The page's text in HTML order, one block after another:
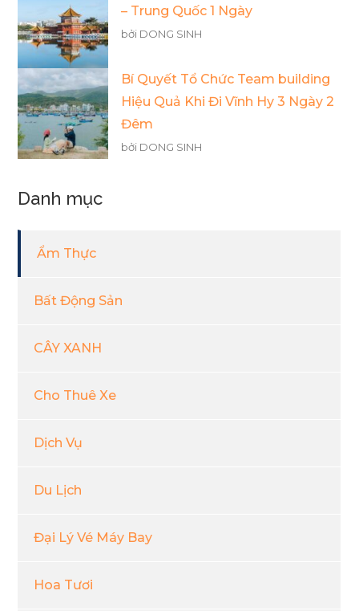
– Trung Quốc 1 Ngày
bởi DONG SINH
Bí Quyết Tổ Chức Team building
Hiệu Quả Khi Đi Vĩnh Hy 3 Ngày 2
Đêm
bởi DONG SINH
Danh mục
Ẩm Thực
Bất Động Sản
CÂY XANH
Cho Thuê Xe
Dịch Vụ
Du Lịch
Đại Lý Vé Máy Bay
Hoa Tươi